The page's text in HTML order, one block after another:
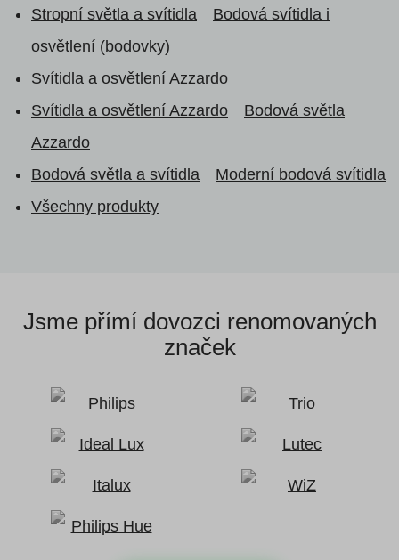
Stropní světla a svítidla
Bodová svítidla i
osvětlení (bodovky)
Svítidla a osvětlení Azzardo
Svítidla a osvětlení Azzardo
Bodová světla
Azzardo
Bodová světla a svítidla
Moderní bodová svítidla
Všechny produkty
Jsme přímí dovozci renomovaných
značek